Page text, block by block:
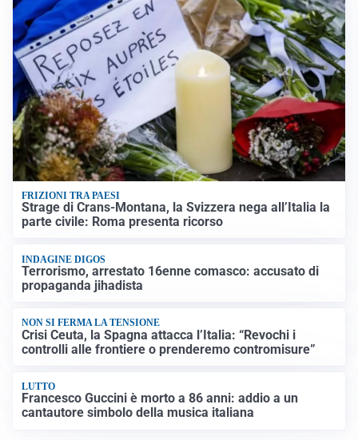
FRIZIONI TRA PAESI
Strage di Crans-Montana, la Svizzera nega all’Italia la
parte civile: Roma presenta ricorso
INDAGINE DIGOS
Terrorismo, arrestato 16enne comasco: accusato di
propaganda jihadista
NON SI FERMA LA TENSIONE
Crisi Ceuta, la Spagna attacca l’Italia: “Revochi i
controlli alle frontiere o prenderemo contromisure”
LUTTO
Francesco Guccini è morto a 86 anni: addio a un
cantautore simbolo della musica italiana